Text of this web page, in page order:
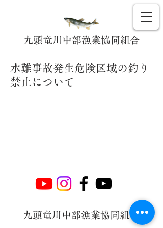
九頭竜川中部漁業協同組合
水難事故発生危険区域の釣り
禁止について
九頭竜川中部漁業協同組合